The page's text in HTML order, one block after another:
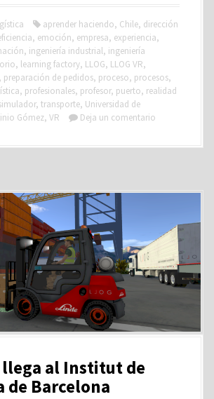
aprender haciendo, Chile, dirección
, emoción, empresa, experiencia,
, ingeniería industrial, ingeniería
, learning factory, LLOG, LLOG VR,
, preparación de pedidos, proceso, procesos,
, profesionales, profesor, puerto, realidad
, transporte, Universidad de
Gómez, VR Deja un comentario
llega al Institut de
de Barcelona